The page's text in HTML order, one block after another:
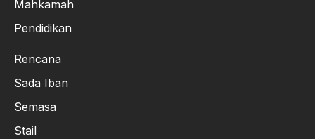
Mahkamah
Pendidikan
Rencana
Sada Iban
Semasa
Stail